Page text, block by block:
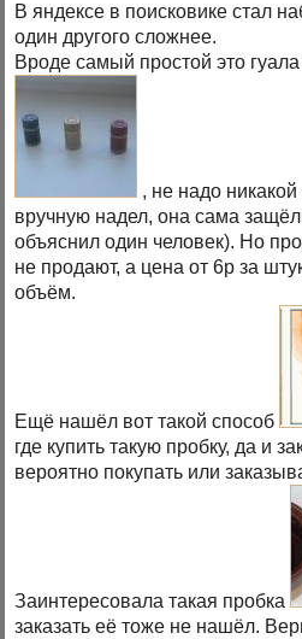
В яндексе в поисковике стал
один другого сложнее.
Вроде самый простой это
, не надо
вручную надел, она сама
объяснил один человек). Но
не продают, а цена от 6р за
объём.
Ещё нашёл вот такой способ
где купить такую пробку, да и
вероятно покупать или
Заинтересовала такая пробка
заказать её тоже не нашёл.